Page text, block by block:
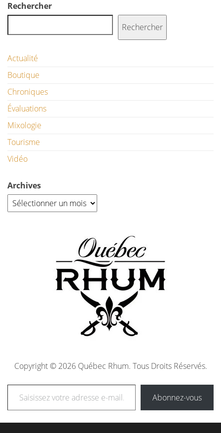
Rechercher
Rechercher
Actualité
Boutique
Chroniques
Évaluations
Mixologie
Tourisme
Vidéo
Archives
Copyright © 2026 Québec Rhum. Tous Droits Réservés.
Abonnez-vous